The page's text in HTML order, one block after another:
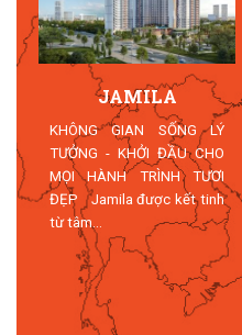
JAMILA
KHÔNG GIAN SỐNG LÝ
TƯỞNG - KHỞI ĐẦU CHO
MỌI HÀNH TRÌNH TƯƠI
ĐẸP Jamila được kết tinh
từ tâm...